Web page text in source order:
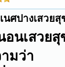
นศปางเสวย
อนเสวย
มว่า